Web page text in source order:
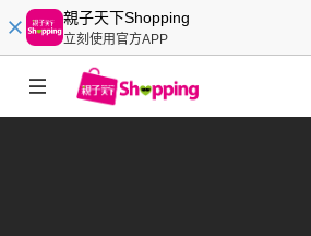
親子天下Shopping
立刻使用官方APP